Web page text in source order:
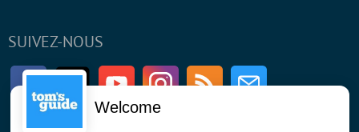
SUIVEZ-NOUS
FacebookTwitter Youtube InstagramRSS Newsletter
Welcome